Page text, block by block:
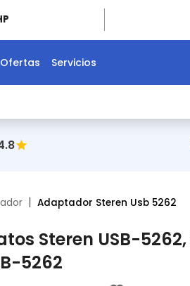
Ofertas Servicios
| Adaptador Steren Usb 5262
Steren USB-
5262